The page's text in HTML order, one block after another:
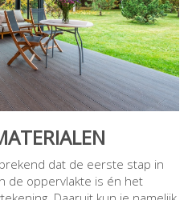
dat de eerste stap in
de oppervlakte is én het